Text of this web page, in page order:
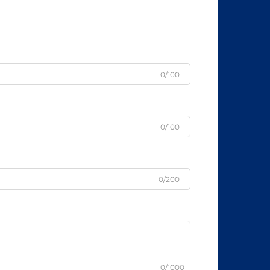
0/100
0/100
0/200
0/1000